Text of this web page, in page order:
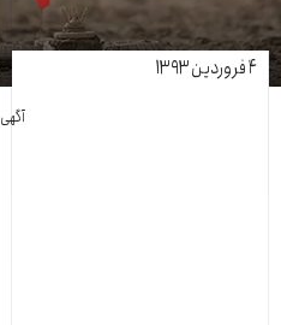
۴ فروردین ۱۳۹۳
آگهی